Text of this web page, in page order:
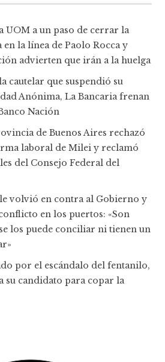
UOM a un paso de cerrar la
la línea de Paolo Rocca y
advierten que irán a la huelga
cautelar que suspendió su
Anónima, La Bancaria frenan
Nación
de Buenos Aires rechazó
laboral de Milei y reclamó
del Consejo Federal del
volvió en contra al Gobierno y
en los puertos: «Son
los puede conciliar ni tienen un
por el escándalo del fentanilo,
su candidato para copar la